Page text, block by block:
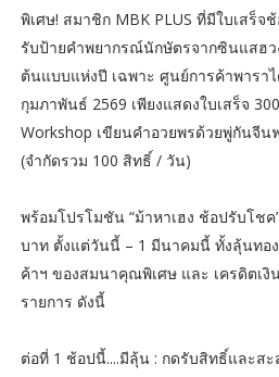
พิเศษ! สมาชิก MBK PLUS ที่มีใบเสร็
รับป้ายคำพยากรณ์นักษัตรจากซินแสฮ
ต้นแบบแห่งปี เฉพาะ ศูนย์การค้าพารา
กุมภาพันธ์ 2569 เพียงแสดงใบเสร็จ
Workshop เขียนคำอวยพรด้วยพู่กันจีน
(จำกัดรวม 100 สิทธิ์ / วัน)
พร้อมโปรโมชัน “ม้าหาเฮง ช้อปรับโช
บาท ตั้งแต่วันนี้ – 1 มีนาคมนี้ ทั้งลุ้นทอ
ค้าฯ ของสมนาคุณพิเศษ และ เครดิตเงิ
รายการ ดังนี้
ต่อที่ 1 ช้อปนี้....มีลุ้น : กดรับสิทธิ์และส